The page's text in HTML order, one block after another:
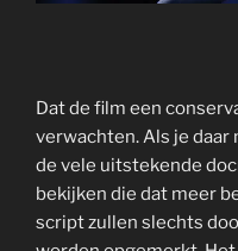
Dat de film een
verwachten. Als je
de vele uitstekende
bekijken die dat meer
script zullen slechts